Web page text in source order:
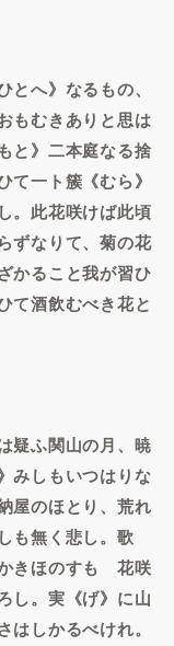
へ》なるもの、
もむきありと思は
と》二本庭なる捨
て一ト簇《むら》
。此花咲けば此頃
ずなりて、菊の花
かること我が習ひ
て酒飲むべき花と
疑ふ関山の月、暁
みしもいつはりな
屋のほとり、荒れ
も無く悲し。歌
きほのすもゝ花咲
し。実《げ》に山
しかるべけれ。